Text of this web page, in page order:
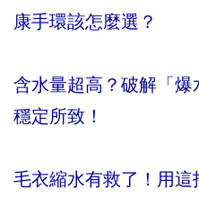
康手環該怎麼選？
含水量超高？破解「
穩定所致！
毛衣縮水有救了！用這